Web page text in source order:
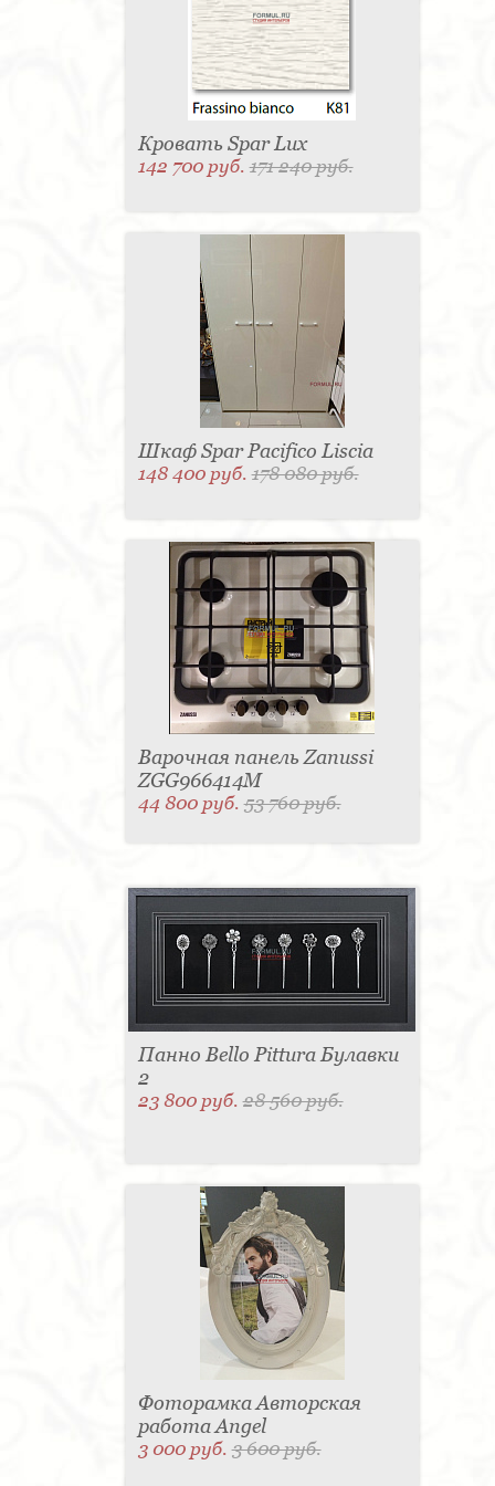
Панель настенная для TV - 4
Кассетница - 3 Держатель для
туалетной бумаги - 3Поднос - 3
Пантограф - 3Мыльница - 3Раковина - 3
Кухня - 2Стиральная машина - 2
Туалетный столик - 2Тумба - 2
Карниз для штор - 2
Газетница - 2
Крючок - 2Полотенцесушитель - 2
Розетка - 2Игрушка - 1Игрушка - 1
ресепшен - 1
Морозильная камера - 1
Выдвижная система - 1
Игрушка - 1 Игрушка - 1
Держатель для одежды - 1
Бутылочница - 1
Ширма - 1
Микроволновая печь - 1 Кондиционер - 1
Душевая кабина - 1
Буфет - 1
Игрушка - 1
Игрушка - 1
Игрушка - 1
Игрушка - 1
Подогреватель посуды - 1
Игрушка - 1
Кровать Spar Lux
142 700 руб.171 240 руб.
Шкаф Spar Pacifico Liscia
148 400 руб.178 080 руб.
Варочная панель Zanussi
ZGG966414M
44 800 руб.53 760 руб.
Панно Bello Pittura Булавки
2
23 800 руб.28 560 руб.
Фоторамка Авторская
работа Angel
3 000 руб.3 600 руб.